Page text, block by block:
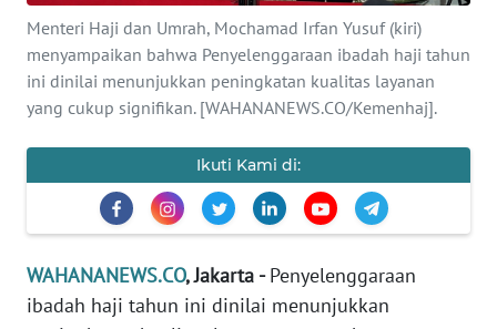
Menteri Haji dan Umrah, Mochamad Irfan Yusuf (kiri)
menyampaikan bahwa Penyelenggaraan ibadah haji tahun
ini dinilai menunjukkan peningkatan kualitas layanan
yang cukup signifikan. [WAHANANEWS.CO/Kemenhaj].
Ikuti Kami di:
WAHANANEWS.CO, Jakarta -Penyelenggaraan
ibadah haji tahun ini dinilai menunjukkan
PENDIDIKAN
OLAHRAGA
OPINI
EDITORIAL
Informasi
INDEKS